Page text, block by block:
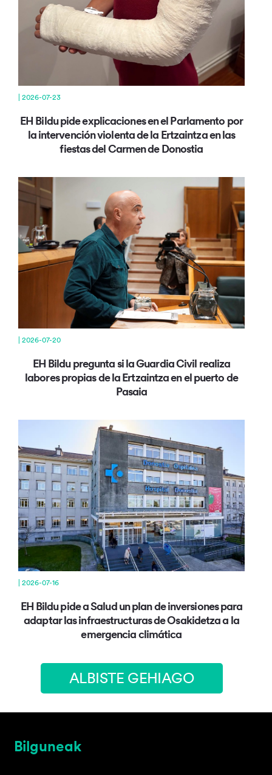
| 2026-07-23
EH Bildu pide explicaciones en el Parlamento por
la intervención violenta de la Ertzaintza en las
fiestas del Carmen de Donostia
| 2026-07-20
EH Bildu pregunta si la Guardia Civil realiza
labores propias de la Ertzaintza en el puerto de
Pasaia
| 2026-07-16
EH Bildu pide a Salud un plan de inversiones para
adaptar las infraestructuras de Osakidetza a la
emergencia climática
ALBISTE GEHIAGO
Bilguneak